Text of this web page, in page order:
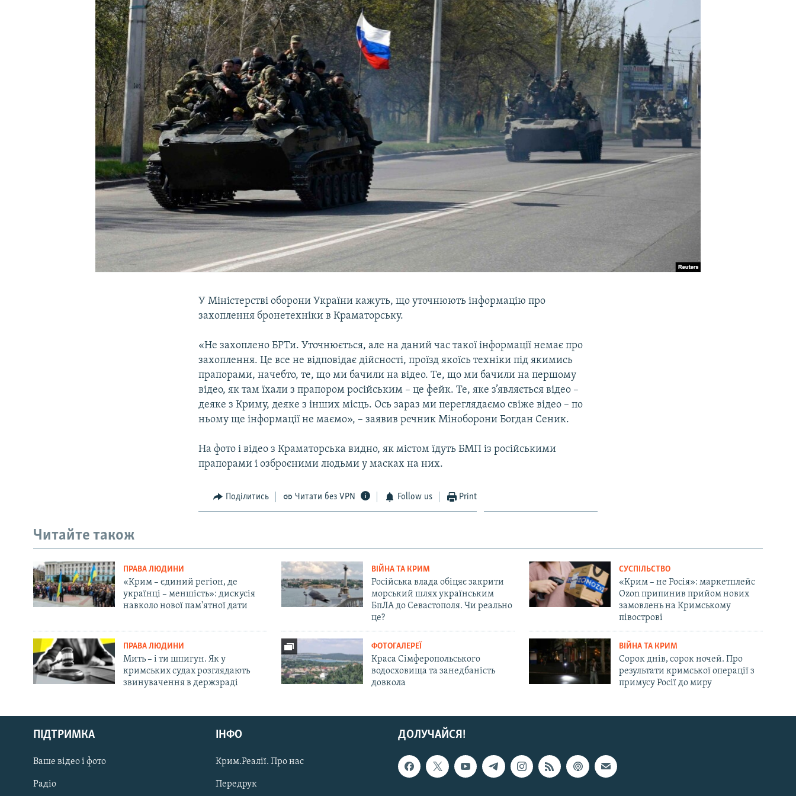
УКРАЇНСЬКА ПРОБЛЕМА КРИМУ
Русский
Qırımtatar
ДОЛУЧАЙСЯ!
У Міністерстві оборони України кажуть, що уточнюють інформацію про
захоплення бронетехніки в Краматорську.
«Не захоплено БРТи. Уточнюється, але на даний час такої інформації немає про
захоплення. Це все не відповідає дійсності, проїзд якоїсь техніки під якимись
прапорами, начебто, те, що ми бачили на відео. Те, що ми бачили на першому
відео, як там їхали з прапором російським – це фейк. Те, яке з’являється відео –
деяке з Криму, деяке з інших місць. Ось зараз ми переглядаємо свіже відео – по
ньому ще інформації не маємо», – заявив речник Міноборони Богдан Сеник.
На фото і відео з Краматорська видно, як містом їдуть БМП із російськими
прапорами і озброєними людьми у масках на них.
Поділитись Читати без VPN Follow us Print
Читайте також
ПРАВА ЛЮДИНИ
«Крим – єдиний регіон, де
українці – меншість»: дискусія
навколо нової пам'ятної дати
ВІЙНА ТА КРИМ
Російська влада обіцяє закрити
морський шлях українським
БпЛА до Севастополя. Чи реально
це?
СУСПІЛЬСТВО
«Крим – не Росія»: маркетплейс
Ozon припинив прийом нових
замовлень на Кримському
півострові
ПРАВА ЛЮДИНИ
Мить – і ти шпигун. Як у
кримських судах розглядають
звинувачення в держзраді
ФОТОГАЛЕРЕЇ
Краса Сімферопольського
водосховища та занедбаність
довкола
ВІЙНА ТА КРИМ
Сорок днів, сорок ночей. Про
результати кримської операції з
примусу Росії до миру
ДОЛУЧАЙСЯ!
ПІДТРИМКА
Ваше відео і фото
Радіо
ІНФО
Крим.Реалії. Про нас
Передрук